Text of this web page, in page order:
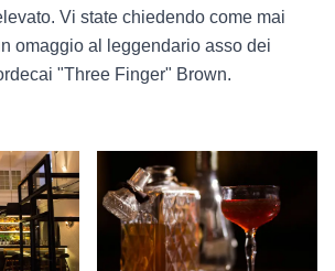
Vi state chiedendo come mai
omaggio al leggendario asso dei
"Three Finger" Brown.